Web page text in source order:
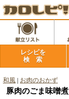
レシピを
検 索
和風 お肉のおかず
豚肉のごま味噌煮